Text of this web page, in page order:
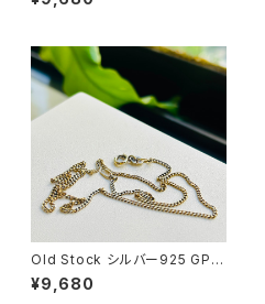
Old Stock シルバー925 GP
ショートチェーン
¥9,680